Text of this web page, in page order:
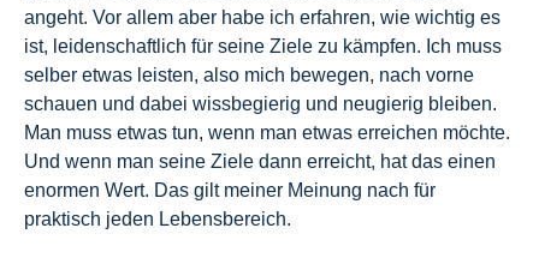
angeht. Vor allem aber habe ich erfahren, wie wichtig es
ist, leidenschaftlich für seine Ziele zu kämpfen. Ich muss
selber etwas leisten, also mich bewegen, nach vorne
schauen und dabei wissbegierig und neugierig bleiben.
Man muss etwas tun, wenn man etwas erreichen möchte.
Und wenn man seine Ziele dann erreicht, hat das einen
enormen Wert. Das gilt meiner Meinung nach für
praktisch jeden Lebensbereich.